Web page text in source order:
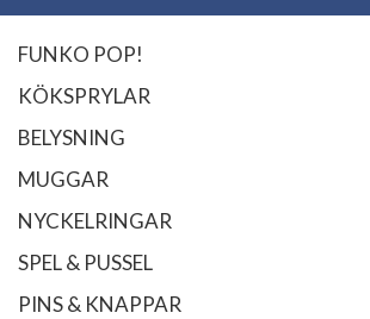
FUNKO POP!
KÖKSPRYLAR
BELYSNING
MUGGAR
NYCKELRINGAR
SPEL & PUSSEL
PINS & KNAPPAR